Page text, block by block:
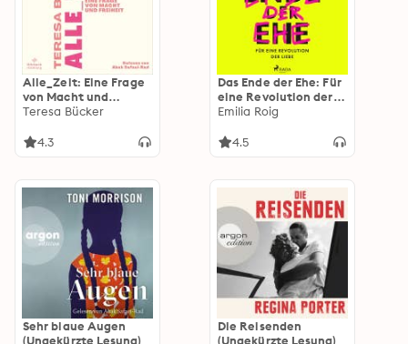
Alle_Zeit: Eine Frage
von Macht und
Freiheit | Wie eine
gerechtere Zeitkultur
Teresa Bücker
4.3
Das Ende der Ehe: Für
eine Revolution der
Liebe
Emilia Roig
4.5
Sehr blaue Augen
(Ungekürzte Lesung)
Die Reisenden
(Ungekürzte Lesung)